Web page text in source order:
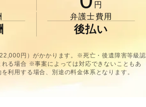
円
弁護士費用
後払い
円）がかかります。※死亡・後遺障害等級認
る場合 ※事案によっては対応できないこともあ
利用する場合、別途の料金体系となります。